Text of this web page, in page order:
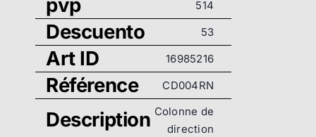
pvp 514
Descuento 53
Art ID 16985216
Référence CD004RN
Description Colonne de
direction